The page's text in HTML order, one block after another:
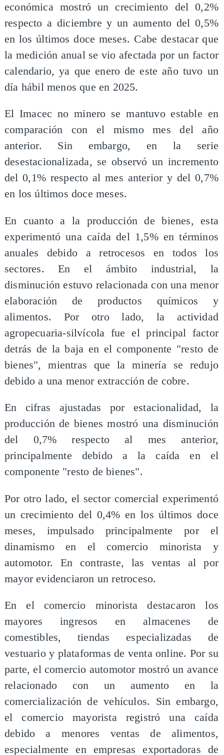
económica mostró un crecimiento del 0,2%
respecto a diciembre y un aumento del 0,5%
en los últimos doce meses. Cabe destacar que
la medición anual se vio afectada por un factor
calendario, ya que enero de este año tuvo un
día hábil menos que en 2025.
El Imacec no minero se mantuvo estable en
comparación con el mismo mes del año
anterior. Sin embargo, en la serie
desestacionalizada, se observó un incremento
del 0,1% respecto al mes anterior y del 0,7%
en los últimos doce meses.
En cuanto a la producción de bienes, esta
experimentó una caída del 1,5% en términos
anuales debido a retrocesos en todos los
sectores. En el ámbito industrial, la
disminución estuvo relacionada con una menor
elaboración de productos químicos y
alimentos. Por otro lado, la actividad
agropecuaria-silvícola fue el principal factor
detrás de la baja en el componente "resto de
bienes", mientras que la minería se redujo
debido a una menor extracción de cobre.
En cifras ajustadas por estacionalidad, la
producción de bienes mostró una disminución
del 0,7% respecto al mes anterior,
principalmente debido a la caída en el
componente "resto de bienes".
Por otro lado, el sector comercial experimentó
un crecimiento del 0,4% en los últimos doce
meses, impulsado principalmente por el
dinamismo en el comercio minorista y
automotor. En contraste, las ventas al por
mayor evidenciaron un retroceso.
En el comercio minorista destacaron los
mayores ingresos en almacenes de
comestibles, tiendas especializadas de
vestuario y plataformas de venta online. Por su
parte, el comercio automotor mostró un avance
relacionado con un aumento en la
comercialización de vehículos. Sin embargo,
el comercio mayorista registró una caída
debido a menores ventas de alimentos,
especialmente en empresas exportadoras de